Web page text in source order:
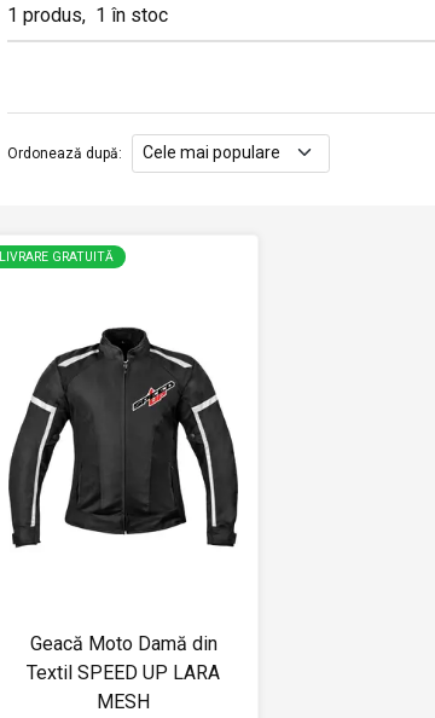
1 produs, 1 în stoc
Ordonează după:
LIVRARE GRATUITĂ
Geacă Moto Damă din
Textil SPEED UP LARA
MESH